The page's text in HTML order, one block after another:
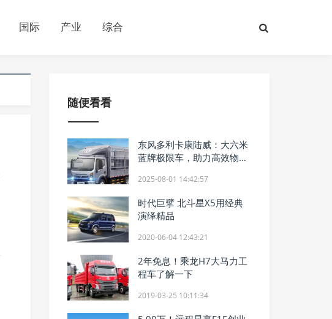
国际 产业 综合
随便看看
东风多利卡康陆威：大六米
蓝牌极限车，助力高效物流
2025-08-01 14:42:57
时代巨擘 北斗星X5用经典
演绎精品
2020-06-04 12:43:21
2年免息！乘龙H7大马力工
程车了解一下
2019-03-25 10:11:34